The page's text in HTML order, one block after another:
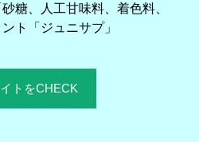
糖、人工甘味料、着色料、
ト「ジュニサプ」
トをCHECK